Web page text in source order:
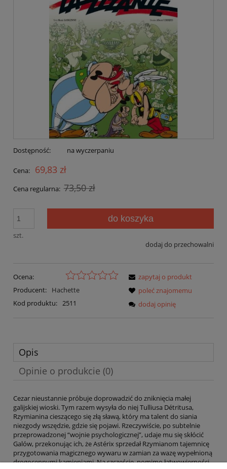
Dostępność: na wyczerpaniu
Cena: 69,83 zł
Cena regularna: 73,50 zł
szt.
do koszyka
dodaj do przechowalni
Ocena:
Producent:
Hachette
Kod produktu: 2511
zapytaj o produkt
poleć znajomemu
dodaj opinię
Opis
Opinie o produkcie (0)
Cezar nieustannie próbuje doprowadzić do zniknięcia małej
galijskiej wioski. Tym razem wysyła do niej Tulliusa Détritusa,
Rzymianina cieszącego się złą sławą, który ma talent do siania
niezgody wszędzie, gdzie się pojawi. Rzeczywiście, po subtelnie
przeprowadzonej “wojnie psychologicznej”, udaje mu się skłócić
Galów, przekonując ich, że Astérix sprzedał Rzymianom tajemnicę
przygotowania magicznego wywaru w zamian za wazę wypełnioną
drogocennymi kamieniami. Na szczęście, pomimo łatwowierności